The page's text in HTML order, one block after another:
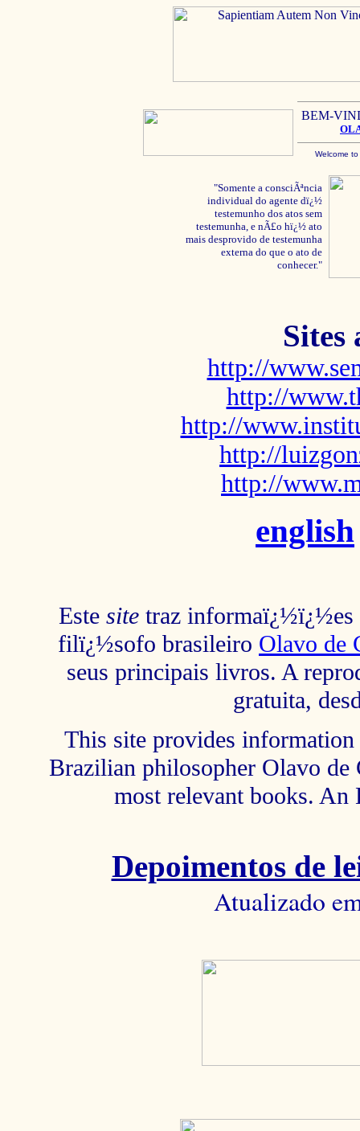
BEM-
Welcome
"Somente a consciÃªncia
individual do agente dï¿½
testemunho dos atos sem
testemunha, e nÃ£o hï¿½ ato
mais desprovido de testemunha
externa do que o ato de
conhecer."
Sites
http://
http://
http://
http://
http://
english
Este site traz informaï¿½ï¿½es
filï¿½sofo brasileiro Olavo de
seus principais livros. A
gratuita,
This site provides
Brazilian philosopher Olavo de
most relevant books.
Depoimentos de
Atualizado